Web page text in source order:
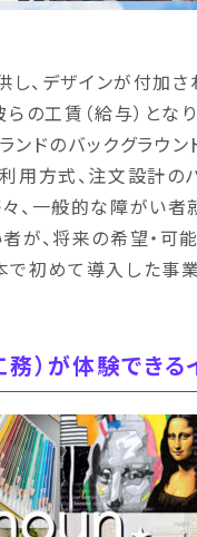
、デザインが付加さ
の工賃（給与）とな
ンドのバックグラウ
用方式、注文設計の
、一般的な障がい
が、将来の希望・可
初めて導入した事業
務）が体験できる